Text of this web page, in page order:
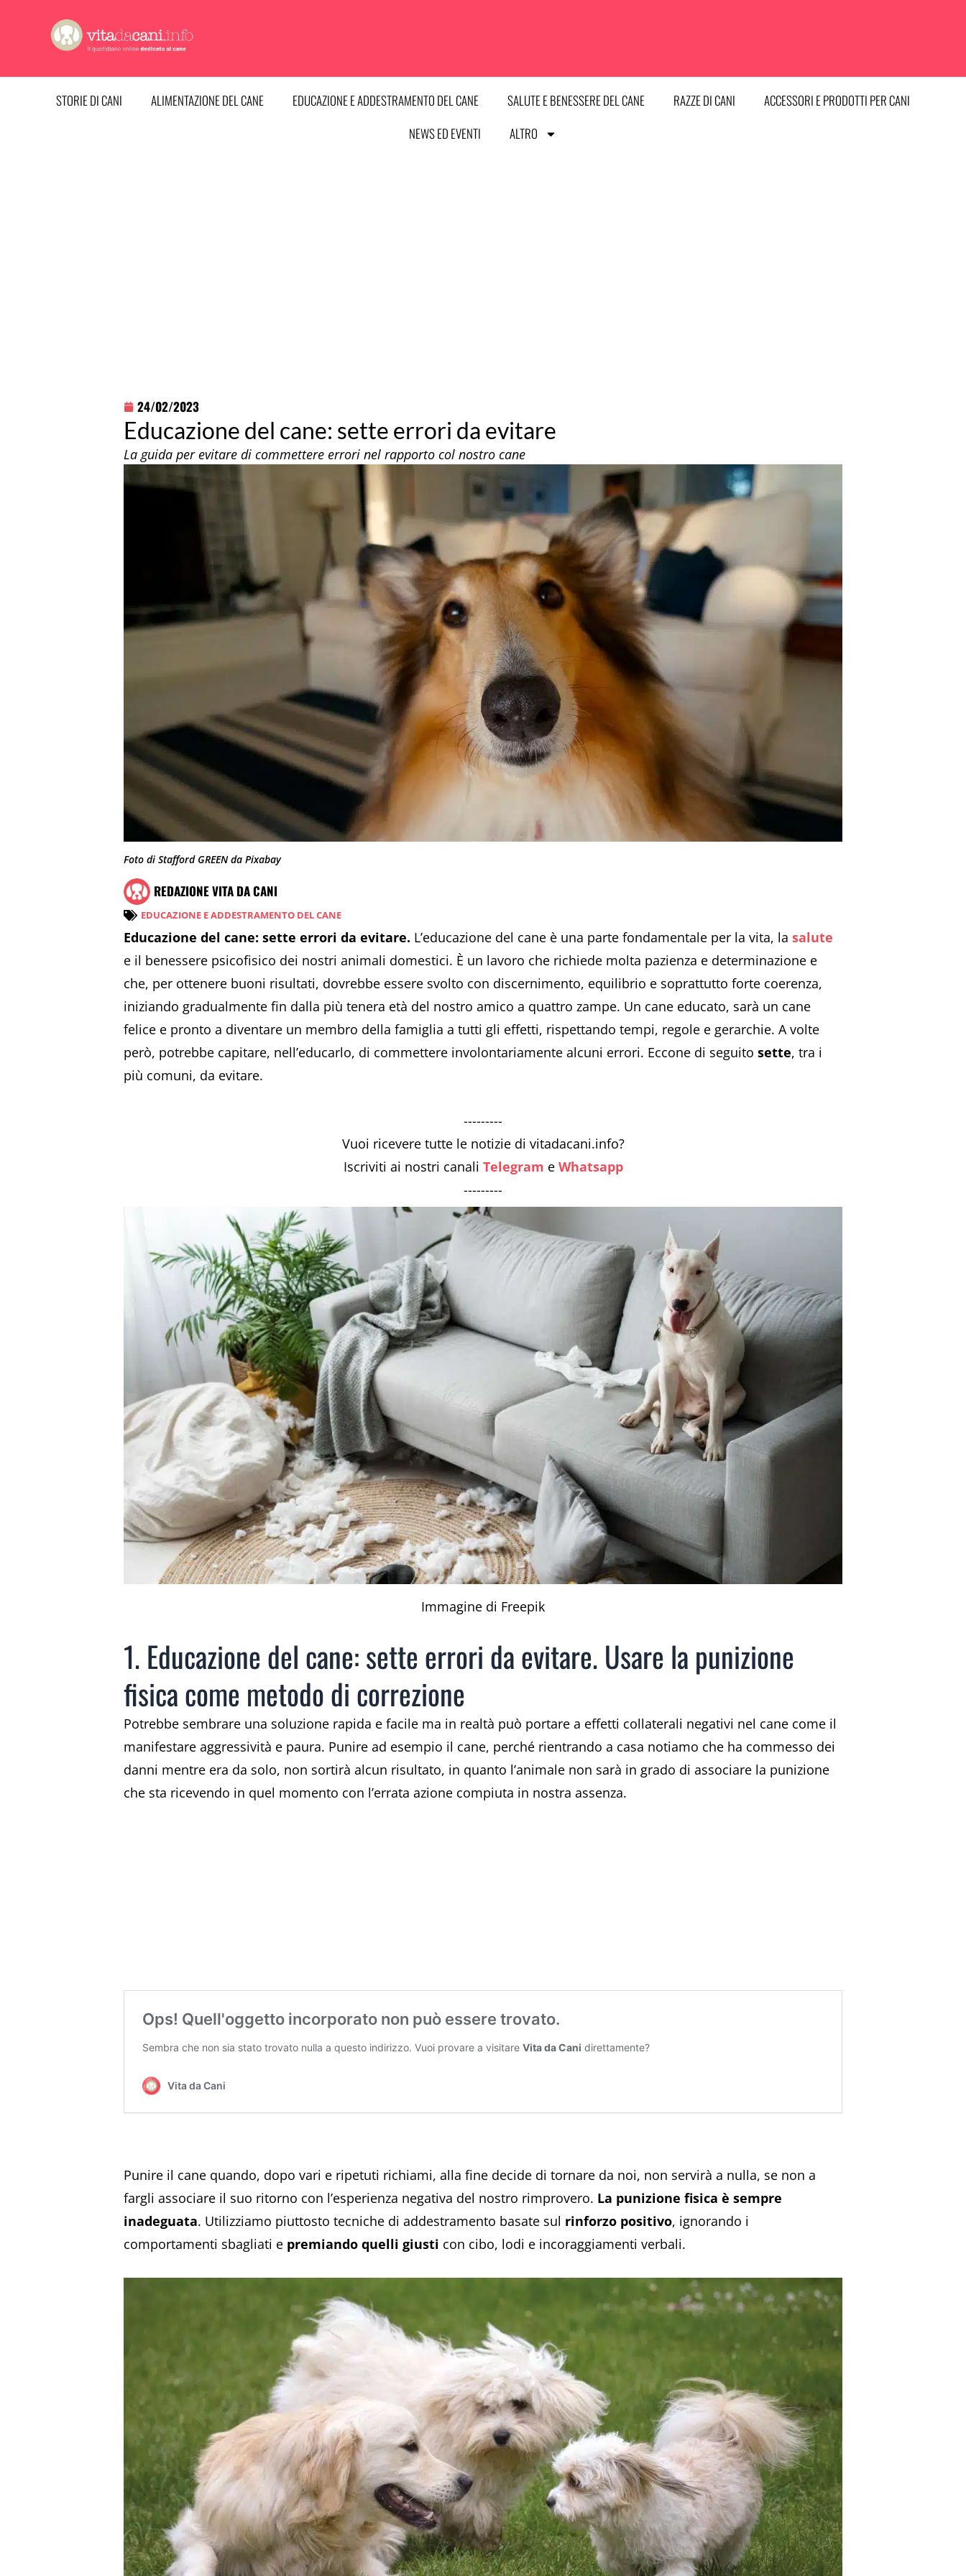
contenuto
STORIE DI CANI ALIMENTAZIONE DEL CANE EDUCAZIONE E ADDESTRAMENTO DEL CANE SALUTE E BENESSERE DEL CANE RAZZE DI CANI
ACCESSORI E PRODOTTI PER CANI
NEWS ED EVENTI
ALTRO
24/02/2023
Educazione del cane: sette errori da evitare
La guida per evitare di commettere errori nel rapporto col nostro cane
Foto di Stafford GREEN da Pixabay
REDAZIONE VITA DA CANI
EDUCAZIONE E ADDESTRAMENTO DEL CANE
Educazione del cane: sette errori da evitare. L’educazione del cane è una parte fondamentale per la vita, la salute
e il benessere psicofisico dei nostri animali domestici. È un lavoro che richiede molta pazienza e determinazione e
che, per ottenere buoni risultati, dovrebbe essere svolto con discernimento, equilibrio e soprattutto forte coerenza,
iniziando gradualmente fin dalla più tenera età del nostro amico a quattro zampe. Un cane educato, sarà un cane
felice e pronto a diventare un membro della famiglia a tutti gli effetti, rispettando tempi, regole e gerarchie. A volte
però, potrebbe capitare, nell’educarlo, di commettere involontariamente alcuni errori. Eccone di seguito sette, tra i
più comuni, da evitare.
---------
Vuoi ricevere tutte le notizie di vitadacani.info?
Iscriviti ai nostri canali Telegram e Whatsapp
---------
Immagine di Freepik
1. Educazione del cane: sette errori da evitare. Usare la punizione
fisica come metodo di correzione
Potrebbe sembrare una soluzione rapida e facile ma in realtà può portare a effetti collaterali negativi nel cane come il
manifestare aggressività e paura. Punire ad esempio il cane, perché rientrando a casa notiamo che ha commesso dei
danni mentre era da solo, non sortirà alcun risultato, in quanto l’animale non sarà in grado di associare la punizione
che sta ricevendo in quel momento con l’errata azione compiuta in nostra assenza.
Punire il cane quando, dopo vari e ripetuti richiami, alla fine decide di tornare da noi, non servirà a nulla, se non a
fargli associare il suo ritorno con l’esperienza negativa del nostro rimprovero. La punizione fisica è sempre
inadeguata. Utilizziamo piuttosto tecniche di addestramento basate sul rinforzo positivo, ignorando i
comportamenti sbagliati e premiando quelli giusti con cibo, lodi e incoraggiamenti verbali.